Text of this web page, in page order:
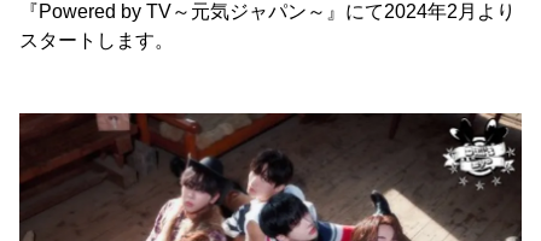
『Powered by TV～元気ジャパン～』にて2024年2月より
スタートします。